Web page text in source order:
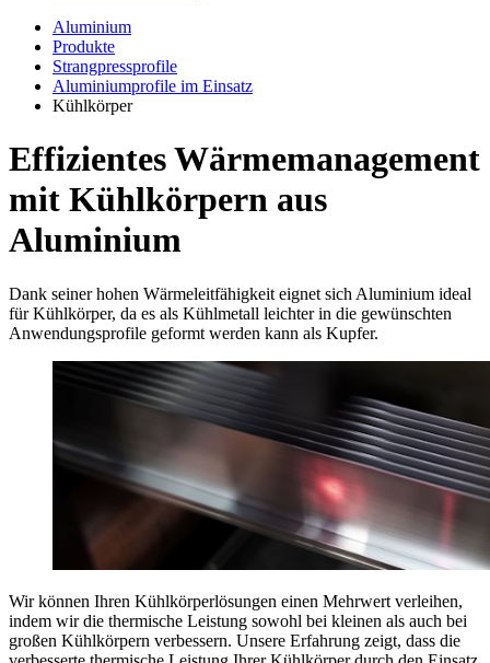
Aluminium
Produkte
Strangpressprofile
Aluminiumprofile im Einsatz
Kühlkörper
Effizientes Wärmemanagement
mit Kühlkörpern aus
Aluminium
Dank seiner hohen Wärmeleitfähigkeit eignet sich Aluminium ideal
für Kühlkörper, da es als Kühlmetall leichter in die gewünschten
Anwendungsprofile geformt werden kann als Kupfer.
Wir können Ihren Kühlkörperlösungen einen Mehrwert verleihen,
indem wir die thermische Leistung sowohl bei kleinen als auch bei
großen Kühlkörpern verbessern. Unsere Erfahrung zeigt, dass die